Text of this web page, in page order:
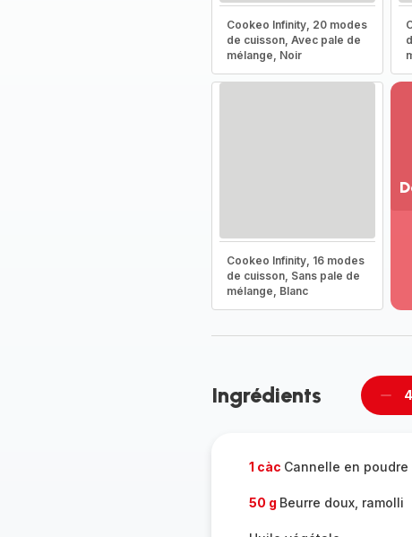
Cookeo Infinity, 20 modes
de cuisson, Avec pale de
mélange, Noir
Cookeo Infinity, 16 modes
de cuisson, Sans pale de
mélange, Blanc
Ingrédients
1 càc Cannelle en poudre
50 g Beurre doux, ramolli